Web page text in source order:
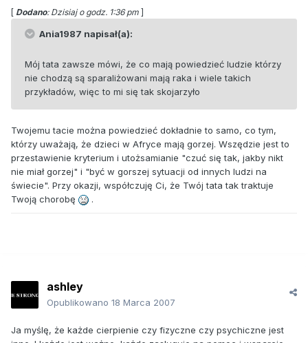
[ Dodano: Dzisiaj o godz. 1:36 pm ]
Ania1987 napisał(a):
Mój tata zawsze mówi, że co mają powiedzieć ludzie którzy
nie chodzą są sparaliżowani mają raka i wiele takich
przykładów, więc to mi się tak skojarzyło
Twojemu tacie można powiedzieć dokładnie to samo, co tym,
którzy uważają, że dzieci w Afryce mają gorzej. Wszędzie jest to
przestawienie kryterium i utożsamianie "czuć się tak, jakby nikt
nie miał gorzej" i "być w gorszej sytuacji od innych ludzi na
świecie". Przy okazji, współczuję Ci, że Twój tata tak traktuje
Twoją chorobę
.
ashley
Opublikowano 18 Marca 2007
Ja myślę, że każde cierpienie czy fizyczne czy psychiczne jest